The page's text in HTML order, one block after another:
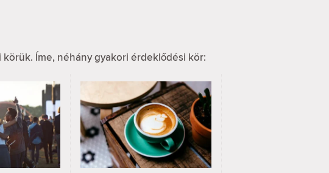
Íme, néhány gyakori érdeklődési kör: